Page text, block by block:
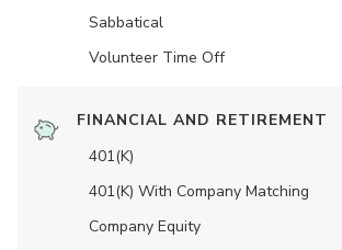
Sabbatical
Volunteer Time Off
FINANCIAL AND RETIREMENT
401(K)
401(K) With Company Matching
Company Equity